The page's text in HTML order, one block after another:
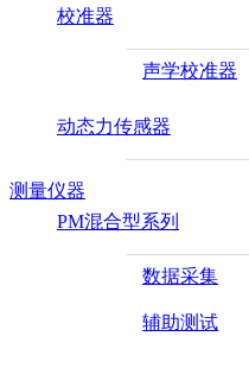
校准器
声学校准器
动态力传感器
测量仪器
PM混合型系列
数据采集
辅助测试